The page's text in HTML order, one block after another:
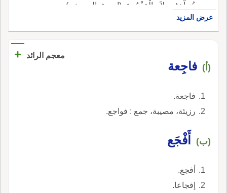
هُوَ آخِرُ سِلاَحِ الْمَفْجُوعِ. (إسحق الحسيني).
عرض المزيد
معجم الرائد +
(أ) فاجِعة
فاجعة.
رزيئة، مصيبة، جمع : فواجع.
(ب) أَفْجَع
أفجع.
إفجاعا.